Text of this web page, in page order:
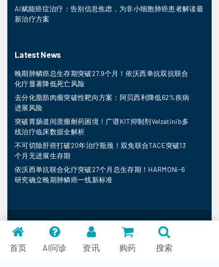
AI赋能癌症治疗：告别信息焦虑，为非小细胞肺癌患者解读最
新治疗方案
Latest News
晚期肺鳞癌总生存期突破27.9个月！依沃西单抗双抗联合
化疗显著降低死亡风险
去分化脂肪肉瘤突破性靶向方案：阿贝西利降低62%疾病
进展风险
突破胃肠道间质瘤耐药困境！广谱KIT抑制剂Velzatinib多
线治疗临床数据全解析
不可切除肝癌打破20年治疗瓶颈！双免联合TACE突破13
个月无进展生存期
依沃西单抗联合化疗突破27个月总生存期！HARMONi-6
研究确立晚期肺鳞癌一线新标准
MedFind © 2026
首页 AI问诊 资讯 购药 搜索